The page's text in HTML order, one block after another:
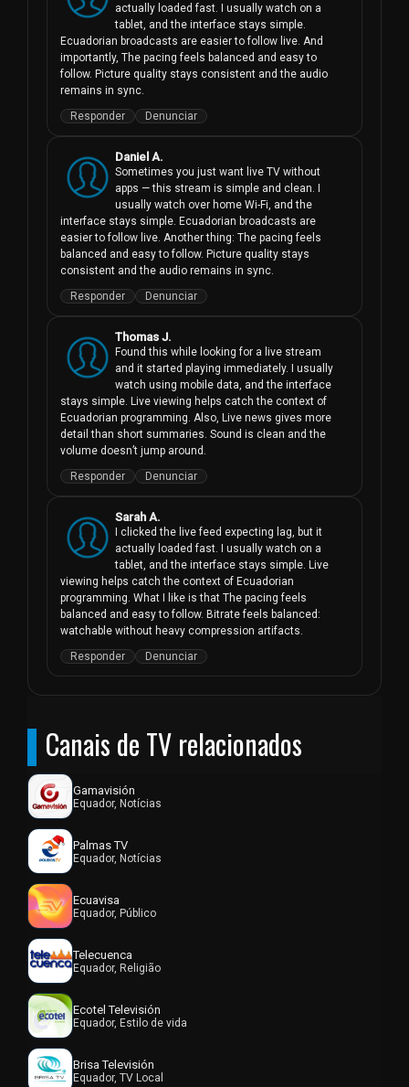
Canais de TV relacionados
Gamavisión
Equador, Notícias
Palmas TV
Equador, Notícias
Ecuavisa
Equador, Público
Telecuenca
Equador, Religião
Ecotel Televisión
Equador, Estilo de vida
Brisa Televisión
Equador, TV Local
actually loaded fast. I usually watch on a
tablet, and the interface stays simple.
Ecuadorian broadcasts are easier to follow live. And
importantly, The pacing feels balanced and easy to
follow. Picture quality stays consistent and the audio
remains in sync.
Responder
Denunciar
Daniel A.
Sometimes you just want live TV without
apps — this stream is simple and clean. I
usually watch over home Wi-Fi, and the
interface stays simple. Ecuadorian broadcasts are
easier to follow live. Another thing: The pacing feels
balanced and easy to follow. Picture quality stays
consistent and the audio remains in sync.
Responder
Denunciar
Thomas J.
Found this while looking for a live stream
and it started playing immediately. I usually
watch using mobile data, and the interface
stays simple. Live viewing helps catch the context of
Ecuadorian programming. Also, Live news gives more
detail than short summaries. Sound is clean and the
volume doesn’t jump around.
Responder
Denunciar
Sarah A.
I clicked the live feed expecting lag, but it
actually loaded fast. I usually watch on a
tablet, and the interface stays simple. Live
viewing helps catch the context of Ecuadorian
programming. What I like is that The pacing feels
balanced and easy to follow. Bitrate feels balanced:
watchable without heavy compression artifacts.
Responder
Denunciar